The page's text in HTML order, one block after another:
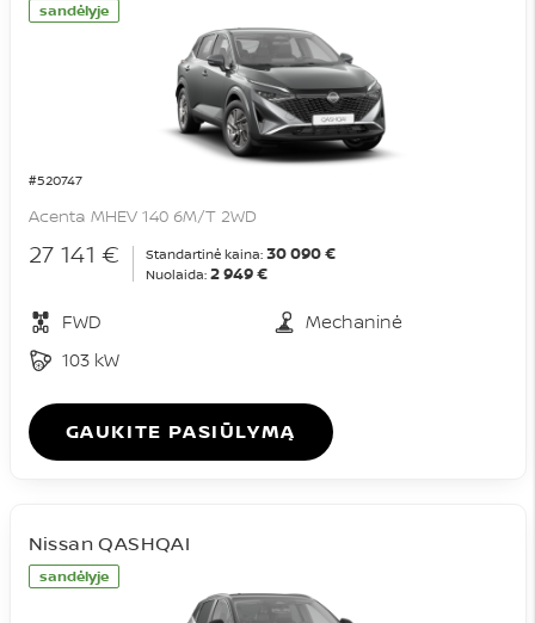
sandėlyje
#520747
Acenta MHEV 140 6M/T 2WD
27 141 € Standartinė kaina: 30 090 €
Nuolaida: 2 949 €
FWD
Mechaninė
103 kW
GAUKITE PASIŪLYMĄ
sandėlyje
Nissan QASHQAI